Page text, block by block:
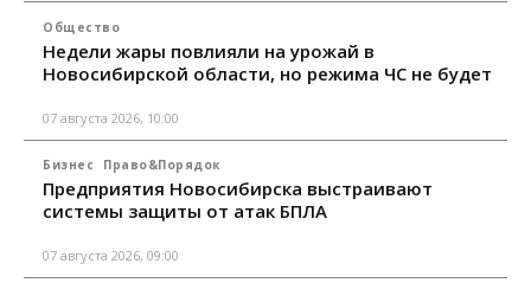
Общество
Недели жары повлияли на урожай в
Новосибирской области, но режима ЧС не будет
07 августа 2026, 10:00
Бизнес Право&Порядок
Предприятия Новосибирска выстраивают
системы защиты от атак БПЛА
07 августа 2026, 09:00